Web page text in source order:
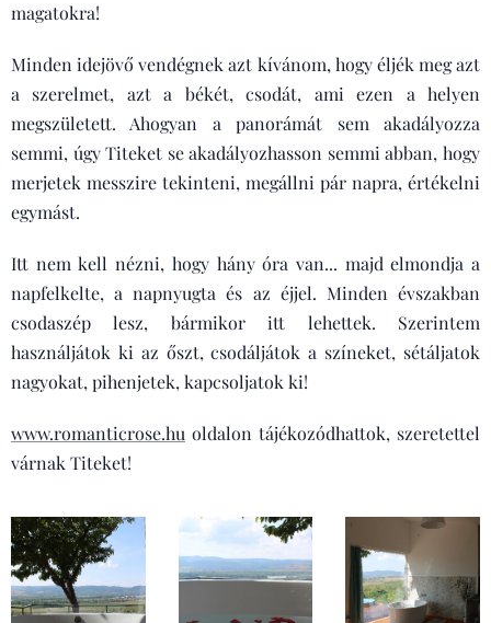
magatokra!
Minden idejövő vendégnek azt kívánom, hogy éljék meg azt
a szerelmet, azt a békét, csodát, ami ezen a helyen
megszületett. Ahogyan a panorámát sem akadályozza
semmi, úgy Titeket se akadályozhasson semmi abban, hogy
merjetek messzire tekinteni, megállni pár napra, értékelni
egymást.
Itt nem kell nézni, hogy hány óra van... majd elmondja a
napfelkelte, a napnyugta és az éjjel. Minden évszakban
csodaszép lesz, bármikor itt lehettek. Szerintem
használjátok ki az őszt, csodáljátok a színeket, sétáljatok
nagyokat, pihenjetek, kapcsoljatok ki!
www.romanticrose.hu oldalon tájékozódhattok, szeretettel
várnak Titeket!